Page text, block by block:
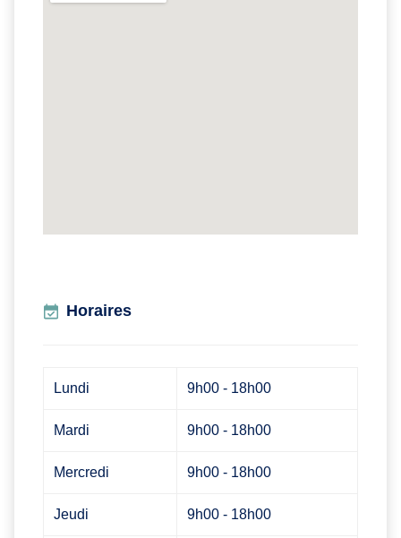
Horaires
Lundi 9h00 - 18h00
Mardi 9h00 - 18h00
Mercredi 9h00 - 18h00
Jeudi 9h00 - 18h00